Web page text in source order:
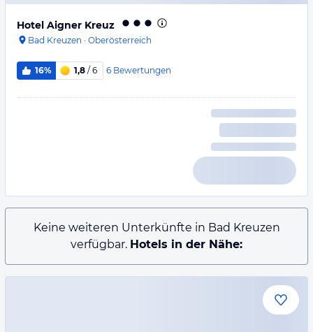
Hotel Aigner Kreuz
Bad Kreuzen · Oberösterreich
16% 1,8 / 6 6 Bewertungen
Keine weiteren Unterkünfte in Bad Kreuzen
verfügbar. Hotels in der Nähe: